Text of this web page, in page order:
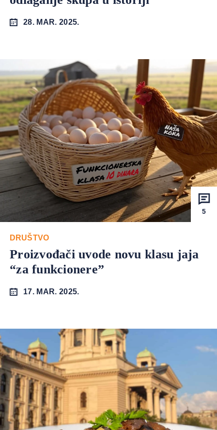
28. MAR. 2025.
5
DRUŠTVO
Proizvođači uvode novu klasu jaja
“za funkcionere”
17. MAR. 2025.